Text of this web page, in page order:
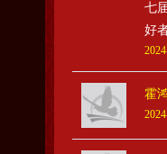
七
好
霍